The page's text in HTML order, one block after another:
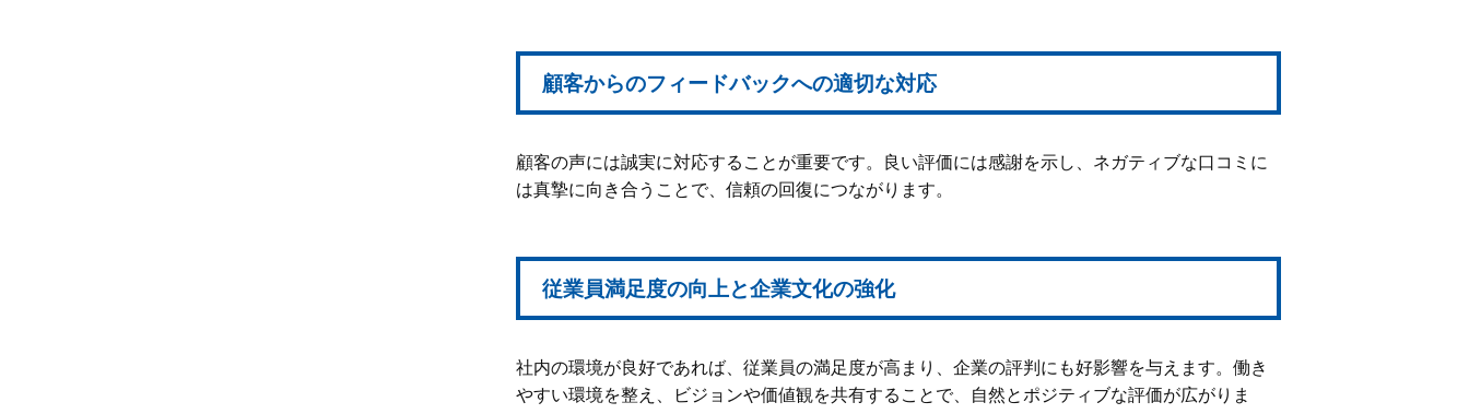
顧客からのフィードバックへの適切な対応
顧客の声には誠実に対応することが重要です。良い評価には感謝を示し、ネガティブな口コミに
は真摯に向き合うことで、信頼の回復につながります。
従業員満足度の向上と企業文化の強化
社内の環境が良好であれば、従業員の満足度が高まり、企業の評判にも好影響を与えます。働き
やすい環境を整え、ビジョンや価値観を共有することで、自然とポジティブな評価が広がりま